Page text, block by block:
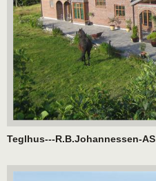
Teglhus---R.B.Johannessen-AS